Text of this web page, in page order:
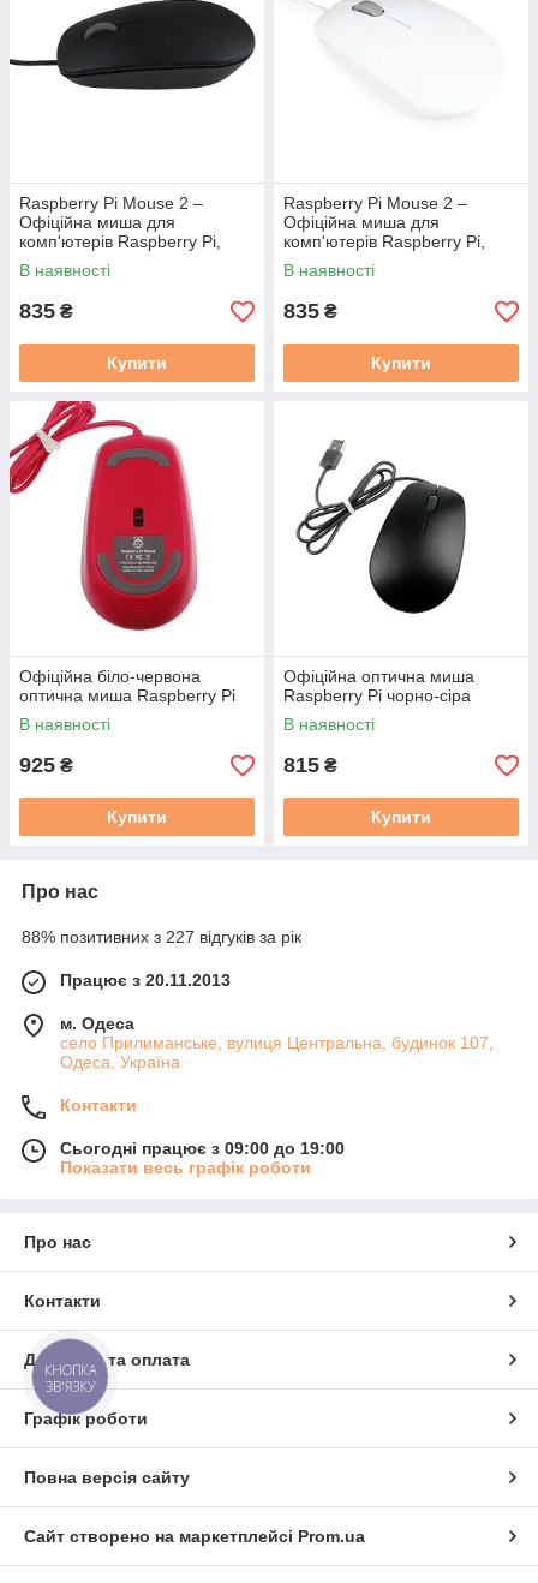
Raspberry Pi Mouse 2 –
Офіційна миша для
комп'ютерів Raspberry Pi,
чорного кольору
В наявності
835 ₴
Купити
Raspberry Pi Mouse 2 –
Офіційна миша для
комп'ютерів Raspberry Pi,
біла
В наявності
835 ₴
Купити
Офіційна біло-червона
оптична миша Raspberry Pi
В наявності
925 ₴
Купити
Офіційна оптична миша
Raspberry Pi чорно-сіра
В наявності
815 ₴
Купити
Про нас
88% позитивних з 227 відгуків за рік
Працює з 20.11.2013
м. Одеса
село Прилиманське, вулиця Центральна, будинок 107,
Одеса, Україна
Контакти
Сьогодні працює з 09:00 до 19:00
Показати весь графік роботи
Про нас
Контакти
Доставка та оплата
Графік роботи
Повна версія сайту
Сайт створено на маркетплейсі Prom.ua
КНОПКА
ЗВ'ЯЗКУ